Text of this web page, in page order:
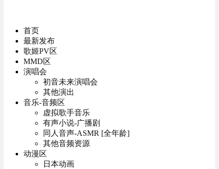
首页
最新发布
歌姬PV区
MMD区
演唱会
初音未来演唱会
其他演出
音乐-音频区
虚拟歌手音乐
有声小说-广播剧
同人音声-ASMR [全年龄]
其他音频资源
动漫区
日本动画